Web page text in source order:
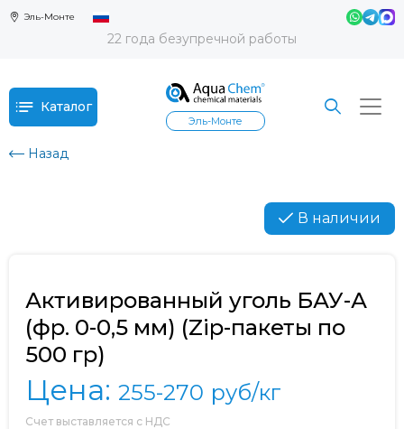
Эль-Монте
22 года безупречной работы
Каталог
Эль-Монте
Назад
В наличии
Активированный уголь БАУ-А
(фр. 0-0,5 мм) (Zip-пакеты по
500 гр)
Цена: 255-270 руб/кг
Счет выставляется с НДС